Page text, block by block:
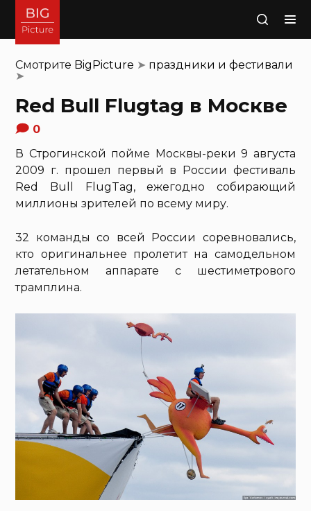
Поиск
Смотрите BigPicture ➤ праздники и фестивали
➤
Red Bull Flugtag в Москве
0
В Строгинской пойме Москвы-реки 9 августа
2009 г. прошел первый в России фестиваль
Red Bull FlugTag, ежегодно собирающий
миллионы зрителей по всему миру.
32 команды со всей России соревновались,
кто оригинальнее пролетит на самодельном
летательном аппарате с шестиметрового
трамплина.